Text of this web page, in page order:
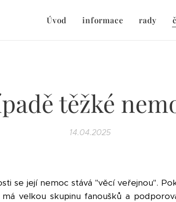
Úvod informace rady
těžké
14.04.2025
se její nemoc stává "věcí veřejnou".
velkou skupinu fanoušků a